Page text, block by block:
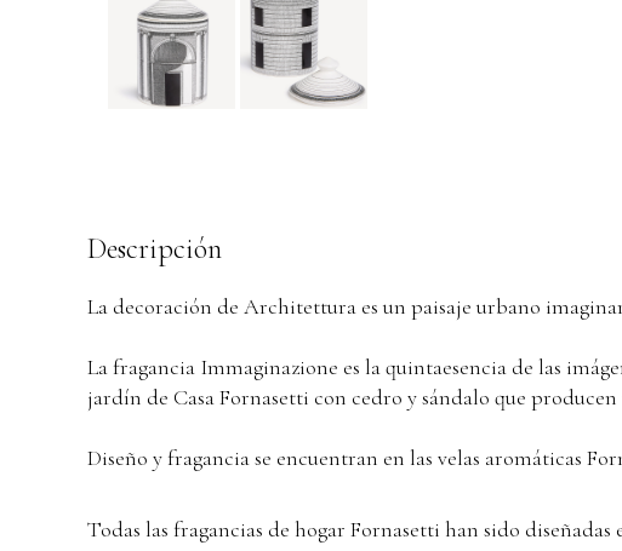
Descripción
La decoración de Architettura es un paisaje urbano
La fragancia Immaginazione es la quintaesencia de las
jardín de Casa Fornasetti con cedro y sándalo que
Diseño y fragancia se encuentran en las velas aromáticas
Todas las fragancias de hogar Fornasetti han sido